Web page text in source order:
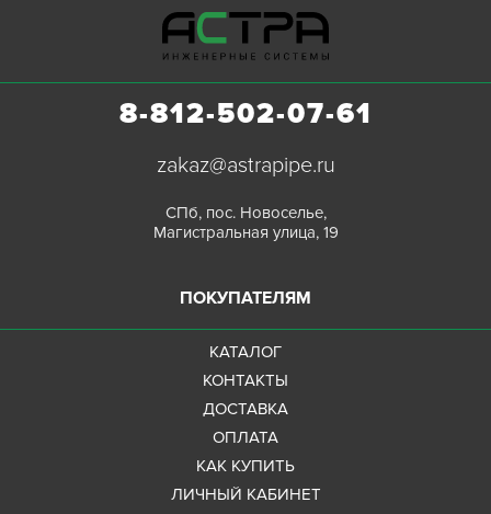
8-812-502-07-61
zakaz@astrapipe.ru
СПб, пос. Новоселье,
Магистральная улица, 19
ПОКУПАТЕЛЯМ
КАТАЛОГ
КОНТАКТЫ
ДОСТАВКА
ОПЛАТА
КАК КУПИТЬ
ЛИЧНЫЙ КАБИНЕТ